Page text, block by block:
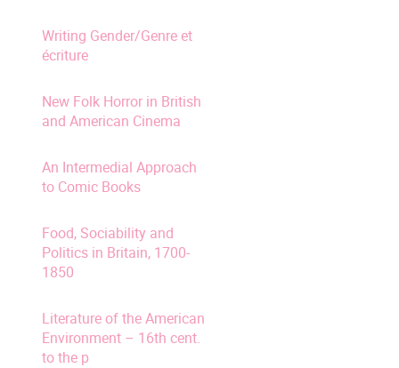
Writing Gender/Genre et
écriture
New Folk Horror in British
and American Cinema
An Intermedial Approach
to Comic Books
Food, Sociability and
Politics in Britain, 1700-
1850
Literature of the American
Environment – 16th cent.
to the p